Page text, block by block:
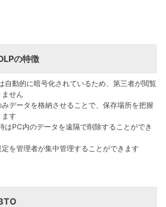
の特徴
自動的に暗号化されているため、第三者が閲覧
せん
データを格納させることで、保存場所を把握
ます
はPC内のデータを遠隔で削除することができ
を管理者が集中管理することができます